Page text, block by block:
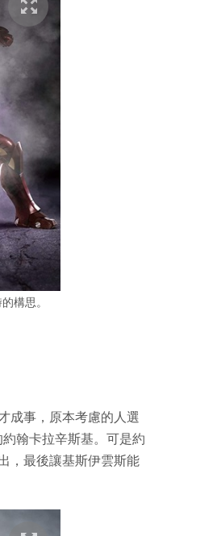
構思。
成事，原本考慮的人選
翰卡拉辛斯基。可是約
，最後讓基斯伊雲斯能